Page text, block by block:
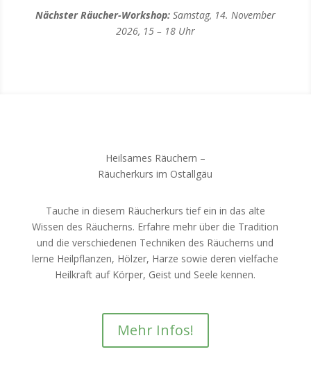
Nächster Räucher-Workshop:Samstag, 14. November
2026, 15 – 18 Uhr
Heilsames Räuchern –
Räucherkurs im Ostallgäu
Tauche in diesem Räucherkurs tief ein in das alte
Wissen des Räucherns. Erfahre mehr über die Tradition
und die verschiedenen Techniken des Räucherns und
lerne Heilpflanzen, Hölzer, Harze sowie deren vielfache
Heilkraft auf Körper, Geist und Seele kennen.
Mehr Infos!